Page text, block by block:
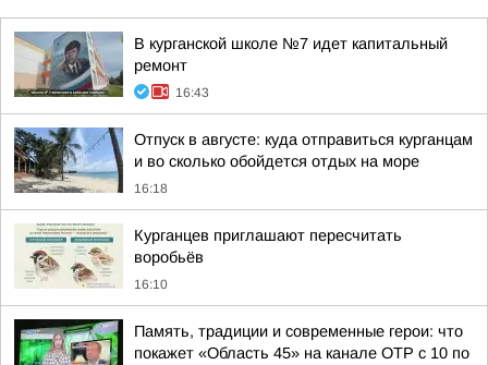
В курганской школе №7 идет капитальный
ремонт
16:43
Отпуск в августе: куда отправиться курганцам
и во сколько обойдется отдых на море
16:18
Курганцев приглашают пересчитать
воробьёв
16:10
Память, традиции и современные герои: что
покажет «Область 45» на канале ОТР с 10 по